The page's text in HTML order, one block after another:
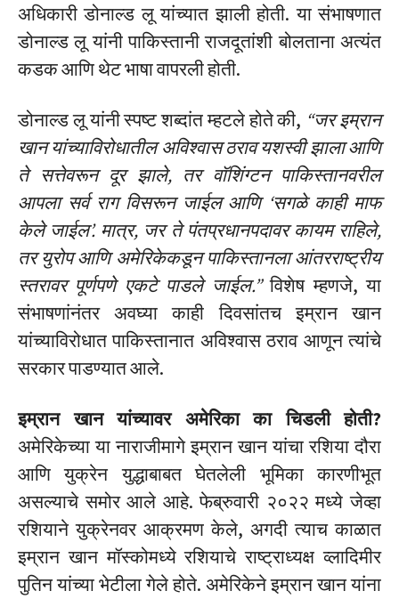
अधिकारी डोनाल्ड लू यांच्यात झाली होती. या संभाषणात
डोनाल्ड लू यांनी पाकिस्तानी राजदूतांशी बोलताना अत्यंत
कडक आणि थेट भाषा वापरली होती.
डोनाल्ड लू यांनी स्पष्ट शब्दांत म्हटले होते की, “जर इम्रान
खान यांच्याविरोधातील अविश्वास ठराव यशस्वी झाला आणि
ते सत्तेवरून दूर झाले, तर वॉशिंग्टन पाकिस्तानवरील
आपला सर्व राग विसरून जाईल आणि ‘सगळे काही माफ
केले जाईल’. मात्र, जर ते पंतप्रधानपदावर कायम राहिले,
तर युरोप आणि अमेरिकेकडून पाकिस्तानला आंतरराष्ट्रीय
स्तरावर पूर्णपणे एकटे पाडले जाईल.”विशेष म्हणजे, या
संभाषणांनंतर अवघ्या काही दिवसांतच इम्रान खान
यांच्याविरोधात पाकिस्तानात अविश्वास ठराव आणून त्यांचे
सरकार पाडण्यात आले.
इम्रान खान यांच्यावर अमेरिका का चिडली होती?
अमेरिकेच्या या नाराजीमागे इम्रान खान यांचा रशिया दौरा
आणि युक्रेन युद्धाबाबत घेतलेली भूमिका कारणीभूत
असल्याचे समोर आले आहे. फेब्रुवारी २०२२ मध्ये जेव्हा
रशियाने युक्रेनवर आक्रमण केले, अगदी त्याच काळात
इम्रान खान मॉस्कोमध्ये रशियाचे राष्ट्राध्यक्ष व्लादिमीर
पुतिन यांच्या भेटीला गेले होते. अमेरिकेने इम्रान खान यांना